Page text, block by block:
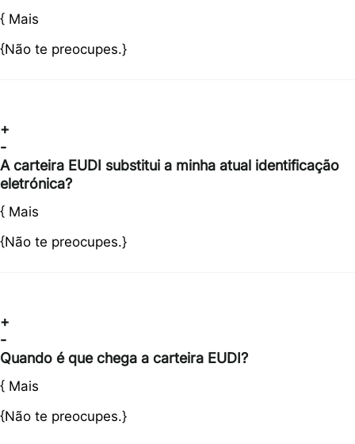
{ Mais
{Não te preocupes.}
+
-
A carteira EUDI substitui a minha atual identificação
eletrónica?
{ Mais
{Não te preocupes.}
+
-
Quando é que chega a carteira EUDI?
{ Mais
{Não te preocupes.}